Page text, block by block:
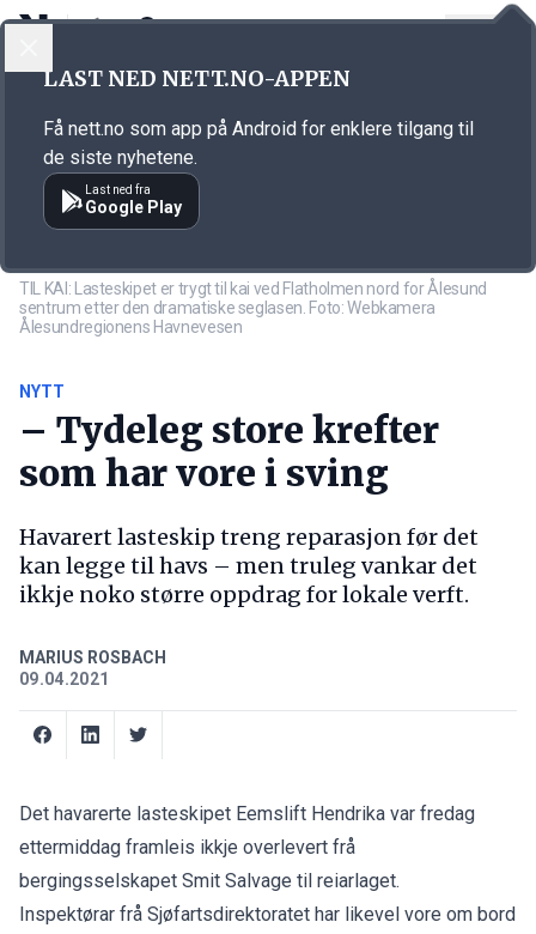
Annonsørinnhold
TIL KAI: Lasteskipet er trygt til kai ved Flatholmen nord for Ålesund
sentrum etter den dramatiske seglasen. Foto: Webkamera
Ålesundregionens Havnevesen
NYTT
– Tydeleg store krefter
som har vore i sving
Havarert lasteskip treng reparasjon før det
kan legge til havs – men truleg vankar det
ikkje noko større oppdrag for lokale verft.
MARIUS ROSBACH
09.04.2021
Det havarerte lasteskipet Eemslift Hendrika var fredag
ettermiddag framleis ikkje overlevert frå
bergingsselskapet Smit Salvage til reiarlaget.
Inspektørar frå Sjøfartsdirektoratet har likevel vore om bord
LAST NED NETT.NO-APPEN
Få nett.no som app på Android for enklere tilgang til
de siste nyhetene.
Last ned fra
Google Play